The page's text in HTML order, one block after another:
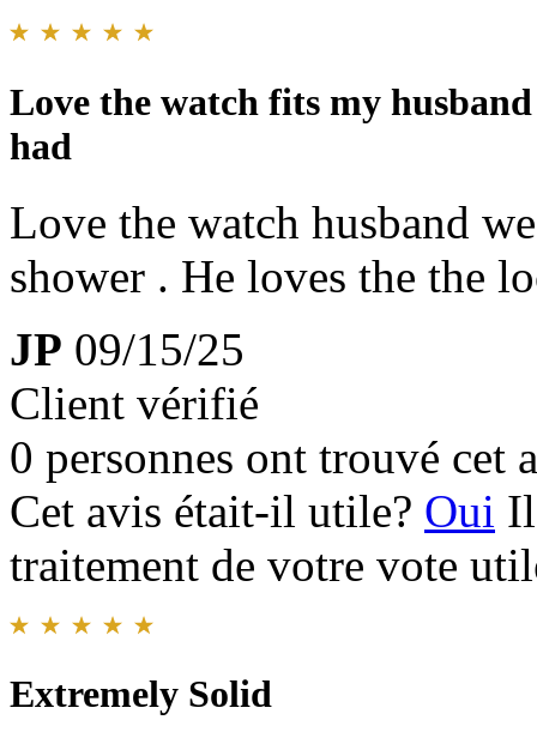
Love the watch fits my
had
Love the watch husband
shower . He loves the the
JP 09/15/25
Client vérifié
0 personnes ont trouvé cet
Cet avis était-il utile? Oui
traitement de votre vote
Extremely Solid